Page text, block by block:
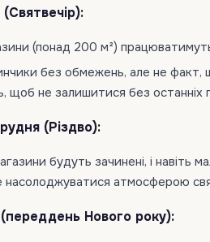
(понад 200 м²)
без обмежень, але не факт,
щоб не залишитися без останніх
(Різдво):
будуть зачинені, і навіть
атмосферою
(переддень Нового року):